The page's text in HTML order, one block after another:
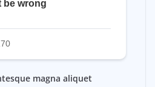
magna aliquet